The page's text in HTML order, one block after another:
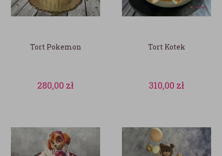
Tort Pokemon
280,00 zł
Tort Kotek
310,00 zł